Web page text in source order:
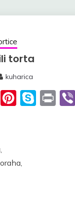
torta
kuharica
WhatsApp